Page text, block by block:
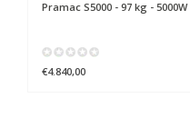
Pramac S5000 - 97 kg -
€4.840,00